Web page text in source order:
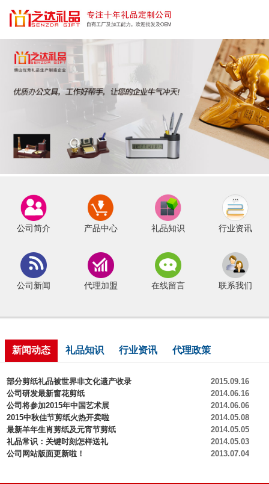
公司简介 产品中心 礼品知识 行业资讯
公司新闻 代理加盟 在线留言 联系我们
新闻动态 礼品知识 行业资讯 代理政策
部分剪纸礼品被世界非文化遗产收录
2015.09.16
公司研发最新窗花剪纸
2014.06.16
公司将参加2015年中国艺术展
2014.06.06
2015中秋佳节剪纸火热开卖啦
2014.05.08
最新羊年生肖剪纸及元宵节剪纸
2014.05.05
礼品常识：关键时刻怎样送礼
2014.05.03
公司网站版面更新啦！
2013.07.04